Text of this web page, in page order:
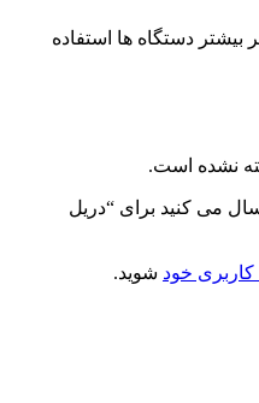
دستگاه ها استفاده
نشده است.
می کنید برای “دریل
خود شوید.